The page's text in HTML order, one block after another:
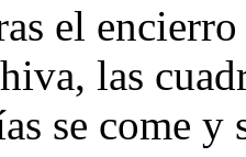
el
las
se come